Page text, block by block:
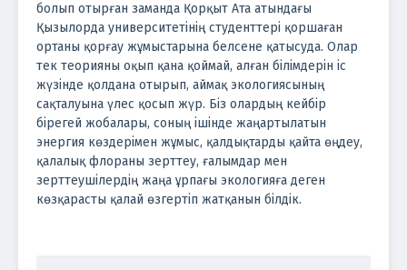
болып отырған заманда Қорқыт Ата атындағы
Қызылорда университетінің студенттері қоршаған
ортаны қорғау жұмыстарына белсене қатысуда. Олар
тек теорияны оқып қана қоймай, алған білімдерін іс
жүзінде қолдана отырып, аймақ экологиясының
сақталуына үлес қосып жүр. Біз олардың кейбір
бірегей жобалары, соның ішінде жаңартылатын
энергия көздерімен жұмыс, қалдықтарды қайта өңдеу,
қалалық флораны зерттеу, ғалымдар мен
зерттеушілердің жаңа ұрпағы экологияға деген
көзқарасты қалай өзгертіп жатқанын білдік.